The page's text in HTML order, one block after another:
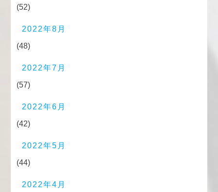
(52)
2022年8月
(48)
2022年7月
(57)
2022年6月
(42)
2022年5月
(44)
2022年4月